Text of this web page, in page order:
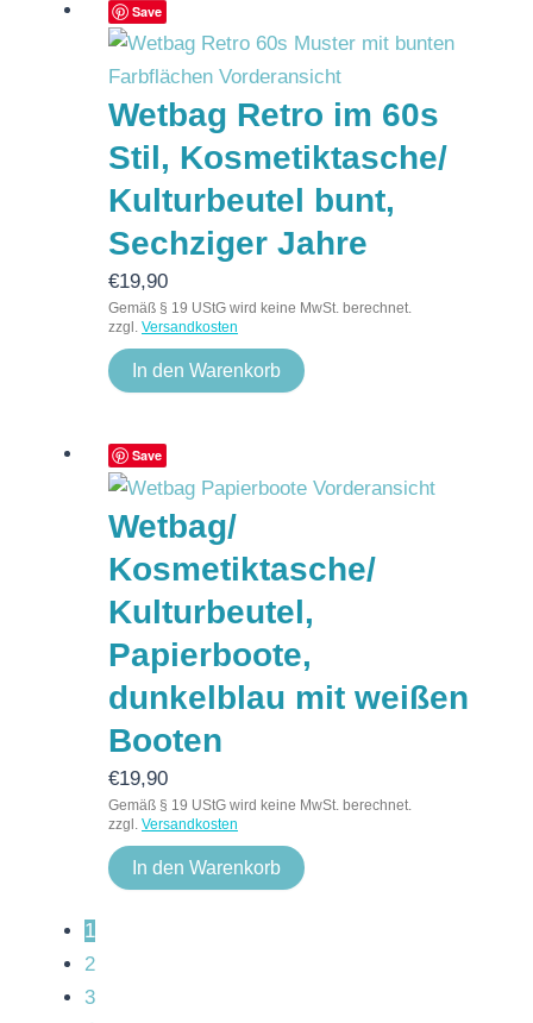
Save
Wetbag Retro im 60s
Stil, Kosmetiktasche/
Kulturbeutel bunt,
Sechziger Jahre
€19,90
Gemäß § 19 UStG wird keine MwSt. berechnet.
zzgl. Versandkosten
In den Warenkorb
Save
Wetbag/
Kosmetiktasche/
Kulturbeutel,
Papierboote,
dunkelblau mit weißen
Booten
€19,90
Gemäß § 19 UStG wird keine MwSt. berechnet.
zzgl. Versandkosten
In den Warenkorb
1
2
3